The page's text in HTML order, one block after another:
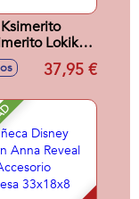
Ksimerito
Lokika
de la
suerte brilla
cm
37,95 €